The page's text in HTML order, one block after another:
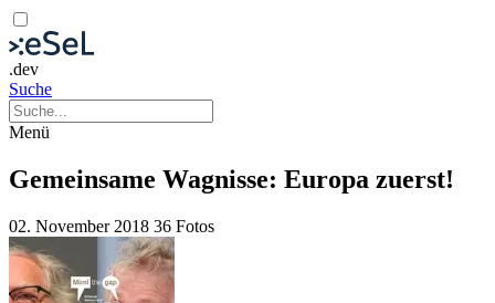
.dev
Suche
Menü
Gemeinsame Wagnisse: Europa zuerst!
02. November 2018 36 Fotos